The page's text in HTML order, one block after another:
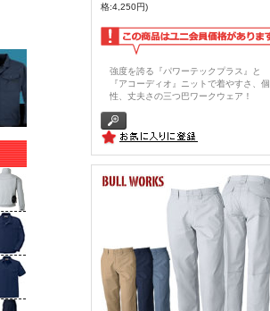
格:4,250円)
強度を誇る『パワーテックプラス』と
『アコーディオ』ニットで着やすさ、個
性、丈夫さの三つ巴ワークウェア！